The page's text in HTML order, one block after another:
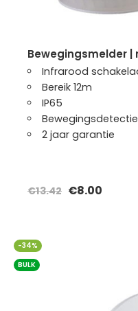
bewegingsmelder |
Infrarood
Bereik 12m
IP65
2 jaar garantie
€13.42 €8.00
-34%
BULK